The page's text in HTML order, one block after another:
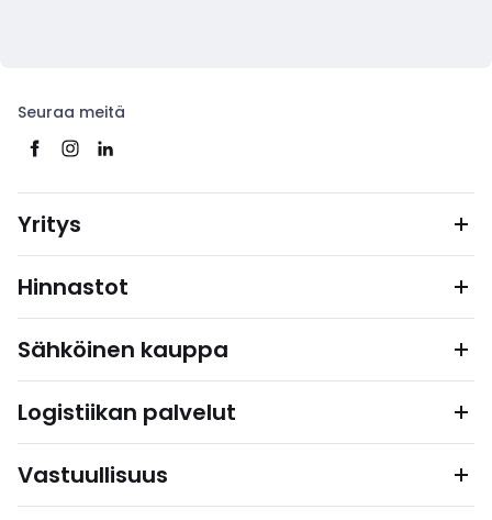
Seuraa meitä
Yritys
Hinnastot
Sähköinen kauppa
Logistiikan palvelut
Vastuullisuus